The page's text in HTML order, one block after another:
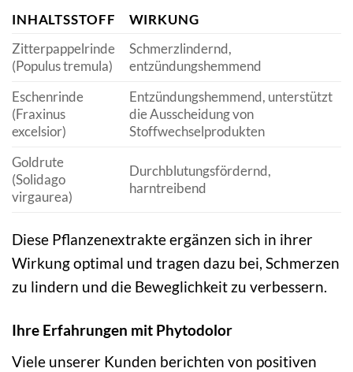
INHALTSSTOFF
WIRKUNG
Zitterpappelrinde
(Populus tremula)
Schmerzlindernd,
entzündungshemmend
Eschenrinde
(Fraxinus
excelsior)
Entzündungshemmend, unterstützt
die Ausscheidung von
Stoffwechselprodukten
Goldrute
(Solidago
virgaurea)
Durchblutungsfördernd,
harntreibend
Diese Pflanzenextrakte ergänzen sich in ihrer
Wirkung optimal und tragen dazu bei, Schmerzen
zu lindern und die Beweglichkeit zu verbessern.
Ihre Erfahrungen mit Phytodolor
Viele unserer Kunden berichten von positiven